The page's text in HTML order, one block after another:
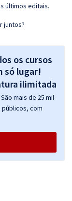
últimos editais.
juntos?
os cursos
só lugar!
mais de 25 mil
com